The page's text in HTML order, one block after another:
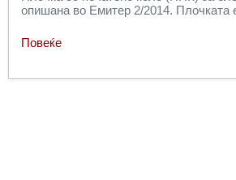
опишана во Емитер 2/2014. Плочката
Повеќе